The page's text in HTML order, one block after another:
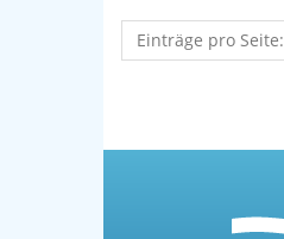
Einträge pro Seite: